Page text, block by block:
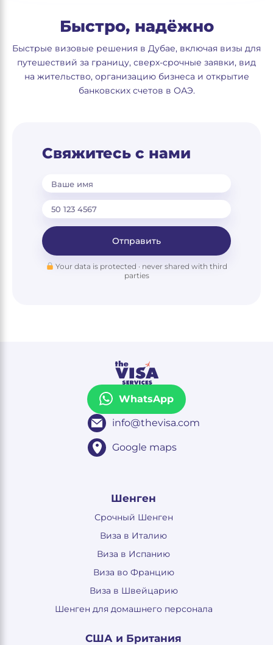
Быстро, надёжно
Быстрые визовые решения в Дубае, включая визы для
путешествий за границу, сверх-срочные заявки, вид
на жительство, организацию бизнеса и открытие
банковских счетов в ОАЭ.
Свяжитесь с нами
Ваше имя
Отправить
Your data is protected · never shared with third
parties
WhatsApp
info@thevisa.com
Google maps
Шенген
Срочный Шенген
Виза в Италию
Виза в Испанию
Виза во Францию
Виза в Швейцарию
Шенген для домашнего персонала
США и Британия